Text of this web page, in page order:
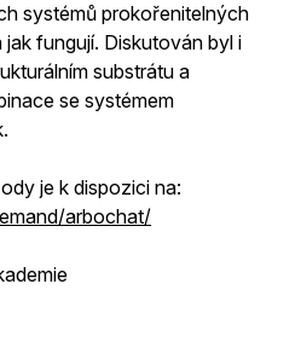
systémů prokořenitelných
jak fungují. Diskutován byl i
substrátu a
se systémem
je k dispozici na:
arbochat/